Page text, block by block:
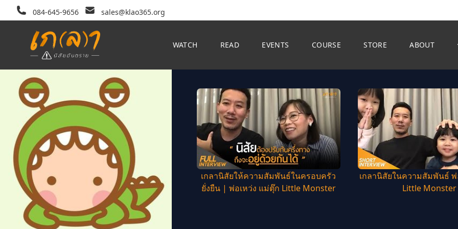
084-645-9656 sales@klao365.org
WATCH READ EVENTS COURSE STORE ABOUT
เกลานิสัยให้ความสัมพันธ์ในครอบครัว
ยั่งยืน | พ่อเหว่ง แม่ตุ๊ก Little Monster
เกลานิสัยในความสัมพันธ์
Little Monster